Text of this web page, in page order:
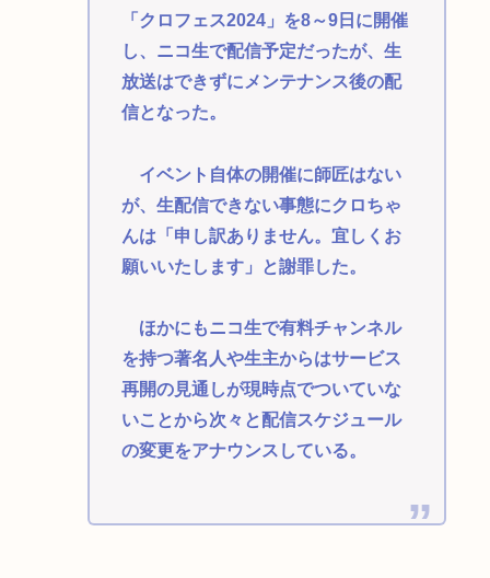
「クロフェス2024」を8～9日に開催
し、ニコ生で配信予定だったが、生
放送はできずにメンテナンス後の配
信となった。
イベント自体の開催に師匠はない
が、生配信できない事態にクロちゃ
んは「申し訳ありません。宜しくお
願いいたします」と謝罪した。
ほかにもニコ生で有料チャンネル
を持つ著名人や生主からはサービス
再開の見通しが現時点でついていな
いことから次々と配信スケジュール
の変更をアナウンスしている。